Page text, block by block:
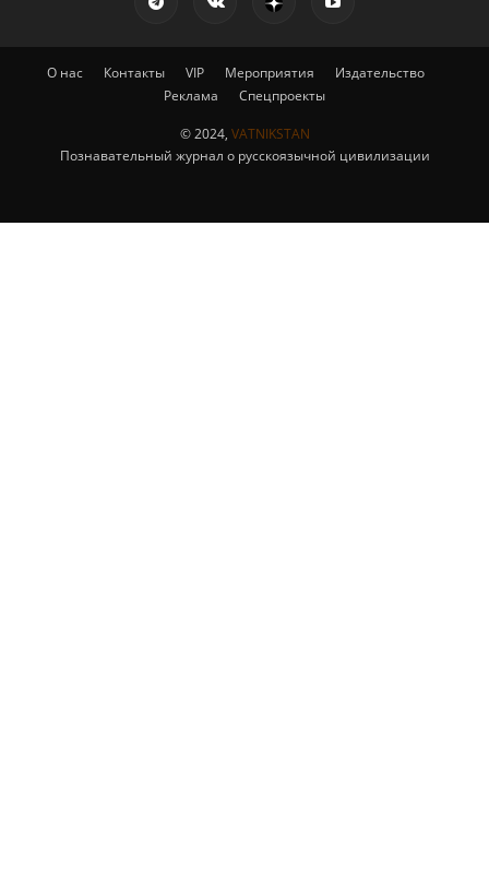
О нас Контакты VIP Мероприятия
Издательство
Реклама
Спецпроекты
© 2024, VATNIKSTAN
Познавательный журнал о русскоязычной цивилизации